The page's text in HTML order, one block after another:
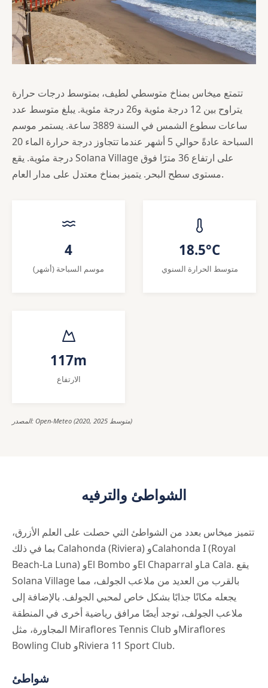
تتمتع ميخاس بمناخ متوسطي لطيف، بمتوسط درجات حرارة
يتراوح بين 12 درجة مئوية و26 درجة مئوية. يبلغ متوسط عدد
ساعات سطوع الشمس في السنة 3889 ساعة. يستمر موسم
السباحة عادةً حوالي 5 أشهر عندما تتجاوز درجة حرارة الماء 20
درجة مئوية. يقع Solana Village على ارتفاع 36 مترًا فوق
مستوى سطح البحر. يتميز بمناخ معتدل على مدار العام.
4
موسم السباحة (أشهر)
18.5°C
متوسط الحرارة السنوي
117m
الارتفاع
المصدر: Open-Meteo (2020, 2025 متوسط)
الشواطئ والترفيه
تتميز ميخاس بعدد من الشواطئ التي حصلت على العلم الأزرق،
بما في ذلك Calahonda (Riviera) وCalahonda I (Royal
Beach-La Luna) وEl Bombo وEl Chaparral وLa Cala. يقع
Solana Village بالقرب من العديد من ملاعب الجولف، مما
يجعله مكانًا جذابًا بشكل خاص لمحبي الجولف. بالإضافة إلى
ملاعب الجولف، توجد أيضًا مرافق رياضية أخرى في المنطقة
المجاورة، مثل Miraflores Tennis Club وMiraflores
Bowling Club وRiviera 11 Sport Club.
شواطئ